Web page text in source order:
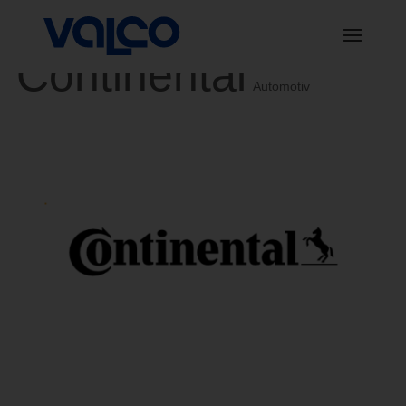
Continental Automotiv